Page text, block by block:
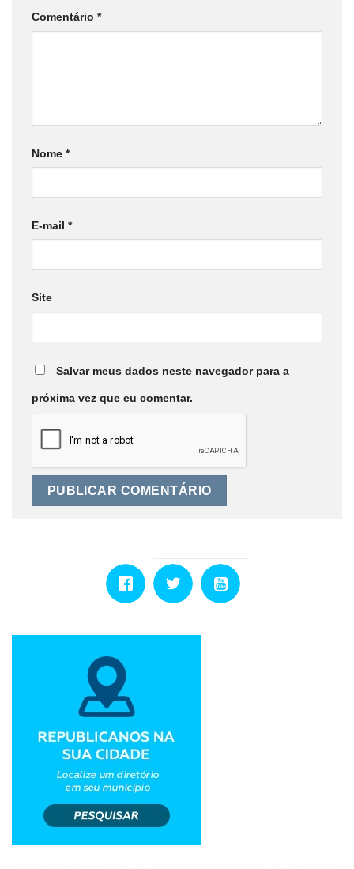
Comentário *
Nome *
E-mail *
Site
Salvar meus dados neste navegador para a
próxima vez que eu comentar.